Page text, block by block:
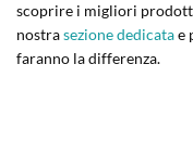
scoprire i migliori
nostrasezione dedicatae
faranno la differenza.